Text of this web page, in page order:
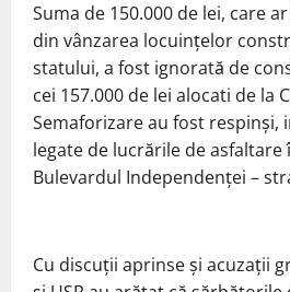
Suma de 150.000 de lei, care
din vânzarea locuințelor
statului, a fost ignorată de
cei 157.000 de lei alocati de la
Semaforizare au fost respinși,
legate de lucrările de
Bulevardul Independenței –
Cu discuții aprinse și acuzații